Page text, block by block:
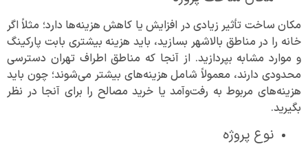
مکان ساخت تأثیر زیادی در افزایش یا کاهش هزینه‌ها دارد؛ مثلاً اگر
خانه را در مناطق بالاشهر بسازید، باید هزینه بیشتری بابت پارکینگ
و موارد مشابه بپردازید. از آنجا که مناطق اطراف تهران دسترسی
محدودی دارند، معمولاً شامل هزینه‌های بیشتر می‌شوند؛ چون باید
هزینه‌های مربوط به رفت‌و‌آمد یا خرید مصالح را برای آنجا در نظر
بگیرید.
نوع پروژه